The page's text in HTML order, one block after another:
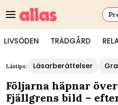
LIVSÖDEN TRÄDGÅRD
Lästips: Läsarberättelser
Följarna häpnar
Fjällgrens bild –